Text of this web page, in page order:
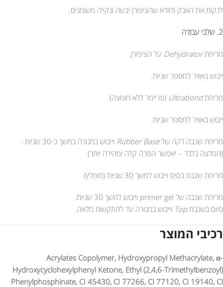
לנקות את האבק ולוודא שהציפורן יבשה ונקייה משומנים.
2. שלבי עבודה
מריחתDehydrator על הציפורן.
ייבוש באוויר למספר שניות.
מריחתUltrabond (פריימר ללא חומצה).
ייבוש באוויר למספר שניות.
מריחת שכבה דקה שלRubber Base
וייבוש במנורה במשך כ-30 שניות.
(המלצה בלבד – יאפשר הסרה קלה ומהירה יותר)
מריחת שכבת בסיס וייבוש למשך 30 שניות (מומלץ)
מריחת שכבה של primer gel וייבוש למשך 30 שניות.
סיום בשכבתTop וייבוש במנורה עד להתקשות מלאה.
רכיבי המוצר
Acrylates Copolymer, Hydroxypropyl Methacrylate, α-
Hydroxycyclohexylphenyl Ketone, Ethyl (2,4,6-Trimethylbenzoyl)
Phenylphosphinate, CI 45430, CI 77266, CI 77120, CI 19140, CI